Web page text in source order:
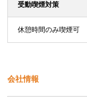
受動喫煙対策
休憩時間のみ喫煙可
会社情報